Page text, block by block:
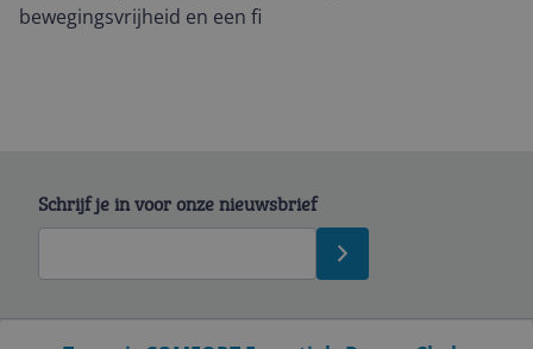
bewegingsvrijheid en een fi
Schrijf je in voor onze nieuwsbrief